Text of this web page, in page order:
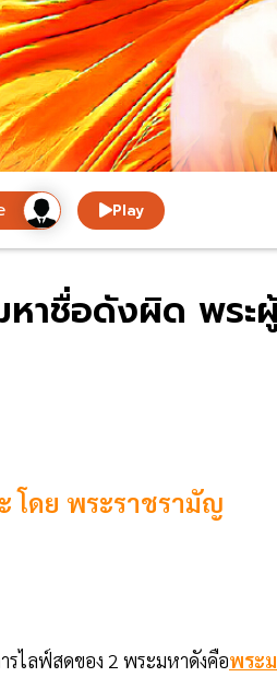
Play
หาชื่อดังผิด พร
โดย พระราชรามัญ
รไลฟ์สดของ 2 พระมหาดังคือพระ